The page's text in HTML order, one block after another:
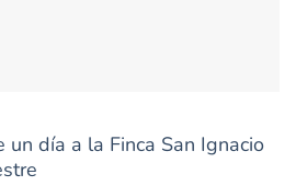
un día a la Finca San Ignacio